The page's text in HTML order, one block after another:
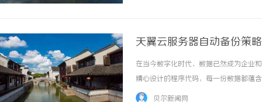
天翼云服务器自动备份策
在当今数字化时代，数据已然成为企业
精心设计的程序代码，每一份数据都蕴
及生存；对于个人而言，也可能导致珍
贝尔新闻网